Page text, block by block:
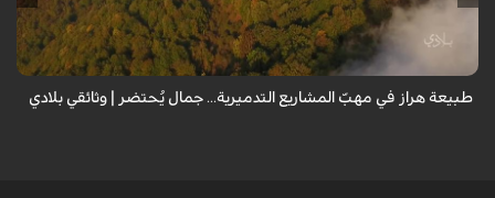
المعد من كارثة بيئية: "وحش الأعمال والمشاريع التدميرية تنهش بجسم
طبيعة هراز في مهبّ المشاريع التدميرية... جمال يُحتضر | وثائقي بلادي